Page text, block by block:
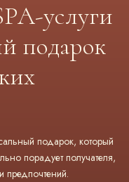
услуги
подарок
подарок, который
порадует получателя,
предпочтений.